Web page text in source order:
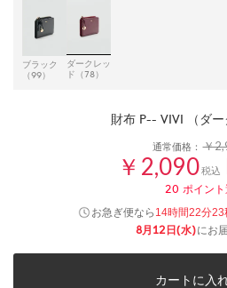
ブラック
（99）
ダークレッ
ド（78）
財布 P-- VIVI （ダー
通常価格：￥
￥2,090税込
20 ポイン
お急ぎ便なら 14時間22分23
8月12日(水)にお
カートに入